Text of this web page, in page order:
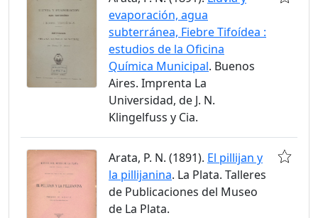
evaporación, agua
subterránea, Fiebre Tifoídea :
estudios de la Oficina
Química Municipal. Buenos
Aires. Imprenta La
Universidad, de J. N.
Klingelfuss y Cia.
Arata, P. N. (1891). El pillijan y
la pillijanina. La Plata. Talleres
de Publicaciones del Museo
de La Plata.